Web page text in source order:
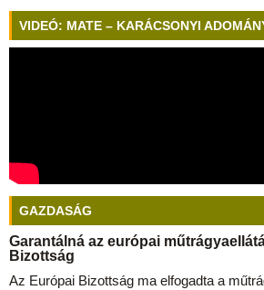
VIDEÓ: MATE – KARÁCSONYI
GAZDASÁG
Garantálná az európai
Bizottság
Az Európai Bizottság ma elfogadta a